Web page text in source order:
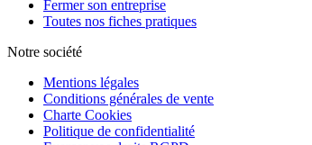
Fermer son entreprise
Toutes nos fiches pratiques
Notre société
Mentions légales
Conditions générales de vente
Charte Cookies
Politique de confidentialité